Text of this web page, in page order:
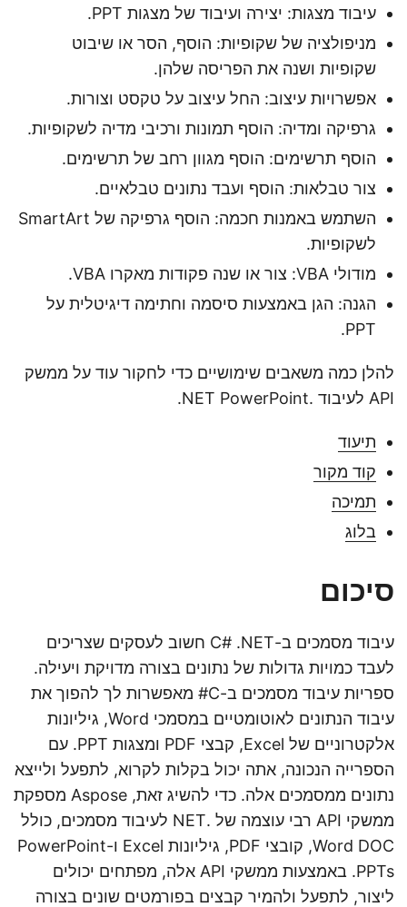
עיבוד מצגות: יצירה ועיבוד של מצגות PPT.
מניפולציה של שקופיות: הוסף, הסר או שיבוט
שקופיות ושנה את הפריסה שלהן.
אפשרויות עיצוב: החל עיצוב על טקסט וצורות.
גרפיקה ומדיה: הוסף תמונות ורכיבי מדיה לשקופיות.
הוסף תרשימים: הוסף מגוון רחב של תרשימים.
צור טבלאות: הוסף ועבד נתונים טבלאיים.
השתמש באמנות חכמה: הוסף גרפיקה של SmartArt
לשקופיות.
מודולי VBA: צור או שנה פקודות מאקרו VBA.
הגנה: הגן באמצעות סיסמה וחתימה דיגיטלית על
PPT.
להלן כמה משאבים שימושיים כדי לחקור עוד על ממשק
API לעיבוד .NET PowerPoint.
תיעוד
קוד מקור
תמיכה
בלוג
סיכום
עיבוד מסמכים ב-C# .NET חשוב לעסקים שצריכים
לעבד כמויות גדולות של נתונים בצורה מדויקת ויעילה.
ספריות עיבוד מסמכים ב-C# מאפשרות לך להפוך את
עיבוד הנתונים לאוטומטיים במסמכי Word, גיליונות
אלקטרוניים של Excel, קבצי PDF ומצגות PPT. עם
הספרייה הנכונה, אתה יכול בקלות לקרוא, לתפעל ולייצא
נתונים ממסמכים אלה. כדי להשיג זאת, Aspose מספקת
ממשקי API רבי עוצמה של .NET לעיבוד מסמכים, כולל
Word DOC, קובצי PDF, גיליונות Excel ו-PowerPoint
PPTs. באמצעות ממשקי API אלה, מפתחים יכולים
ליצור, לתפעל ולהמיר קבצים בפורמטים שונים בצורה